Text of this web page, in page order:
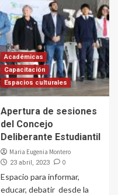
Académicas
Capacitación
Espacios culturales
Apertura de sesiones
del Concejo
Deliberante Estudiantil
Maria Eugenia Montero
23 abril, 2023 0
Espacio para informar,
educar, debatir desde la